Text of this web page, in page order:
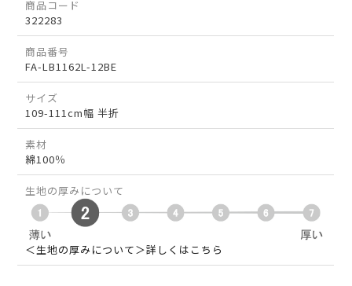
商品コード
322283
商品番号
FA-LB1162L-12BE
サイズ
109-111cm幅 半折
素材
綿100％
生地の厚みについて
＜生地の厚みについて＞詳しくはこちら